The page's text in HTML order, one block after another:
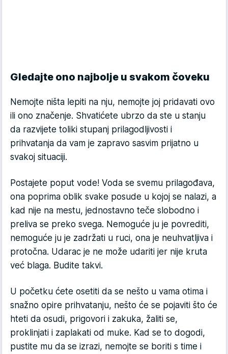
Gledajte ono najbolje u svakom čoveku
Nemojte ništa lepiti na nju, nemojte joj pridavati ovo
ili ono značenje. Shvatićete ubrzo da ste u stanju
da razvijete toliki stupanj prilagodljivosti i
prihvatanja da vam je zapravo sasvim prijatno u
svakoj situaciji.
Postajete poput vode! Voda se svemu prilagođava,
ona poprima oblik svake posude u kojoj se nalazi, a
kad nije na mestu, jednostavno teče slobodno i
preliva se preko svega. Nemoguće ju je povrediti,
nemoguće ju je zadržati u ruci, ona je neuhvatljiva i
protočna. Udarac je ne može udariti jer nije kruta
već blaga. Budite takvi.
U početku ćete osetiti da se nešto u vama otima i
snažno opire prihvatanju, nešto će se pojaviti što će
hteti da osudi, prigovori i zakuka, žaliti se,
proklinjati i zaplakati od muke. Kad se to dogodi,
pustite mu da se izrazi, nemojte se boriti s time i